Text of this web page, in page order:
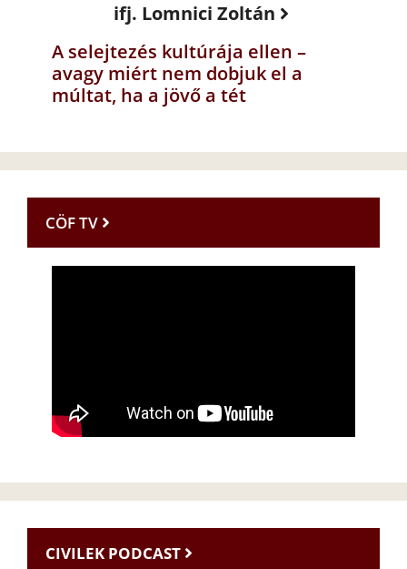
ifj. Lomnici Zoltán
A selejtezés kultúrája ellen –
avagy miért nem dobjuk el a
múltat, ha a jövő a tét
CÖF TV
CIVILEK PODCAST